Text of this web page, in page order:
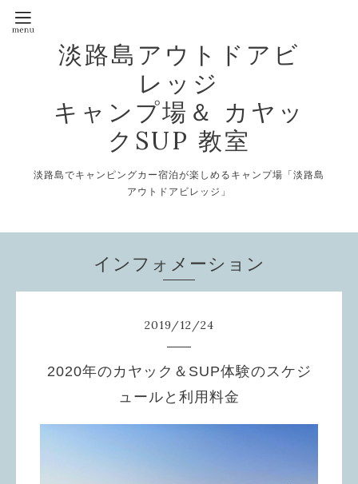
淡路島アウトドアビ
レッジ
キャンプ場＆ カヤッ
クSUP 教室
淡路島でキャンピングカー宿泊が楽しめるキャンプ場「淡路島
アウトドアビレッジ」
インフォメーション
2019/12/24
2020年のカヤック＆SUP体験のスケジ
ュールと利用料金